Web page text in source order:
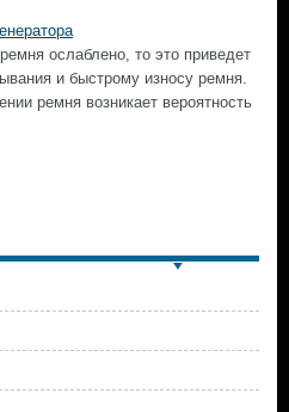
ослаблено, то это приведет
и быстрому износу ремня.
ремня возникает вероятность